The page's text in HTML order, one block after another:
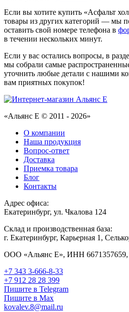
Если вы хотите купить «Асфальт
товары из других категорий — мы
оставить свой номере телефона в
в течении нескольких минут.
Если у вас остались вопросы, в
мы собрали самые
уточнить любые детали с нашими
вам приятных покупок!
«Альянс Е © 2011 - 2026»
О компании
Наша продукция
Вопрос-ответ
Доставка
Приемка товара
Блог
Контакты
Адрес офиса:
Екатеринбург, ул. Чкалова 124
Склад и производственная база:
г. Екатеринбург, Карьерная 1,
ООО «Альянс Е», ИНН 6671357659,
+7 343 3-666-8-33
+7 912 28 28 399
Пишите в Telegram
Пишите в Max
kovalev.8@mail.ru